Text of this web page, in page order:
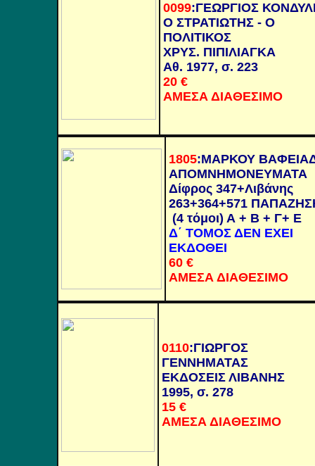
0099:ΓΕΩΡΓΙΟΣ
Ο ΣΤΡΑΤΙΩΤΗΣ - Ο
ΠΟΛΙΤΙΚΟΣ
ΧΡΥΣ. ΠΙΠΙΛΙΑΓΚΑ
Αθ. 1977, σ. 223
20€
ΑΜΕΣΑ ΔΙΑΘΕΣΙΜΟ
1805:ΜΑΡΚΟΥ
ΑΠΟΜΝΗΜΟΝΕΥΜΑΤΑ
Δίφρος 347+Λιβάνης
263+364+571
(4 τόμοι) Α + Β + Γ+ Ε
Δ΄ ΤΟΜΟΣ ΔΕΝ ΕΧΕΙ
ΕΚΔΟΘΕΙ
60€
ΑΜΕΣΑ ΔΙΑΘΕΣΙΜΟ
0110:ΓΙΩΡΓΟΣ
ΓΕΝΝΗΜΑΤΑΣ
ΕΚΔΟΣΕΙΣ ΛΙΒΑΝΗΣ
1995, σ. 278
15€
ΑΜΕΣΑ ΔΙΑΘΕΣΙΜΟ